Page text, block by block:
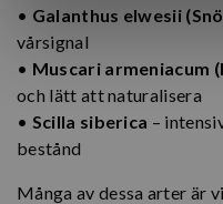
• Galanthus elwesii
vårsignal
• Muscari armeniacum
och lätt att naturalisera
• Scilla siberica –
bestånd
Många av dessa arter är